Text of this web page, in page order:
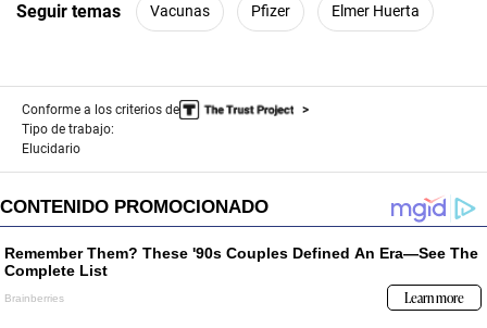
Seguir temas Vacunas Pfizer Elmer Huerta
Conforme a los criterios de
Tipo de trabajo:
Elucidario